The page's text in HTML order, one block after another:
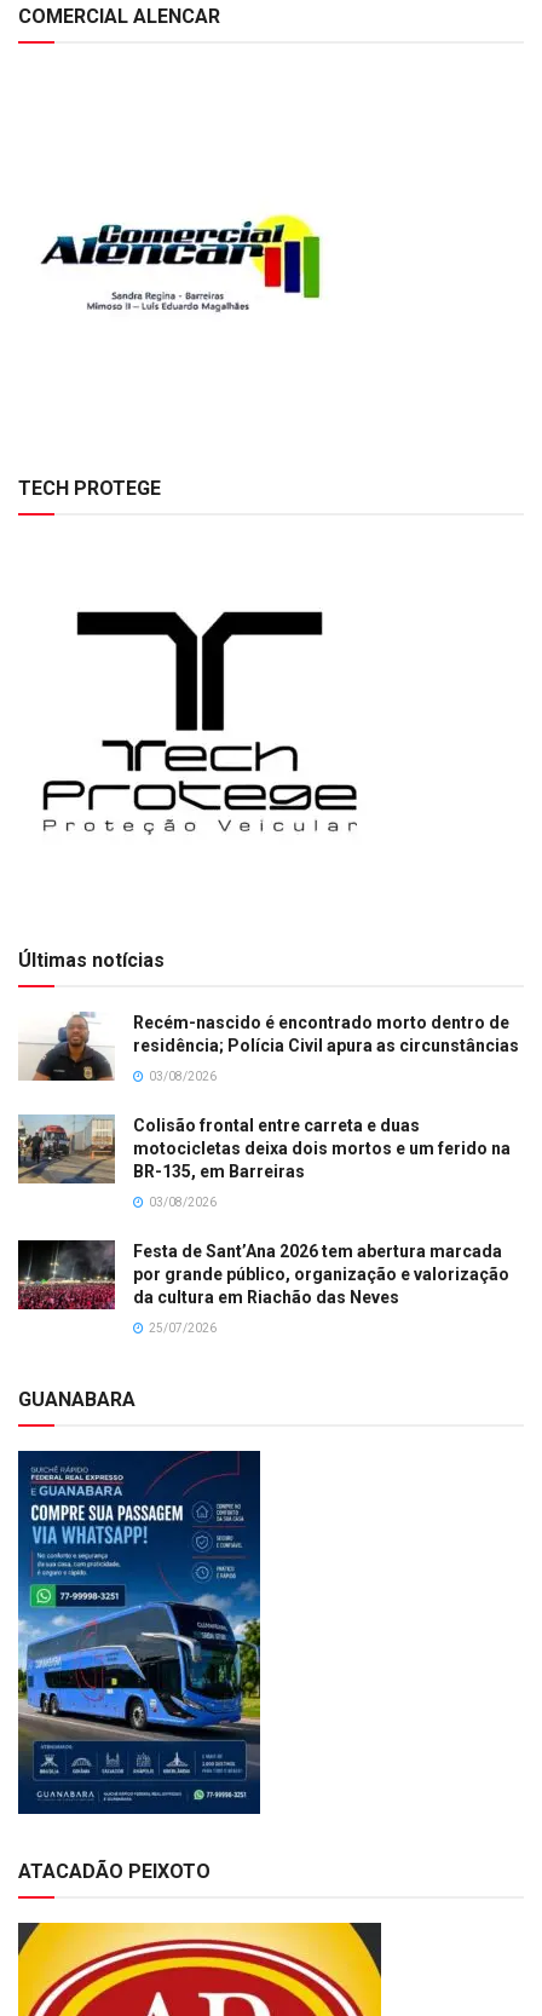
COMERCIAL ALENCAR
TECH PROTEGE
Últimas notícias
Recém-nascido é encontrado morto dentro de
residência; Polícia Civil apura as circunstâncias
03/08/2026
Colisão frontal entre carreta e duas
motocicletas deixa dois mortos e um ferido na
BR-135, em Barreiras
03/08/2026
Festa de Sant’Ana 2026 tem abertura marcada
por grande público, organização e valorização
da cultura em Riachão das Neves
25/07/2026
GUANABARA
ATACADÃO PEIXOTO